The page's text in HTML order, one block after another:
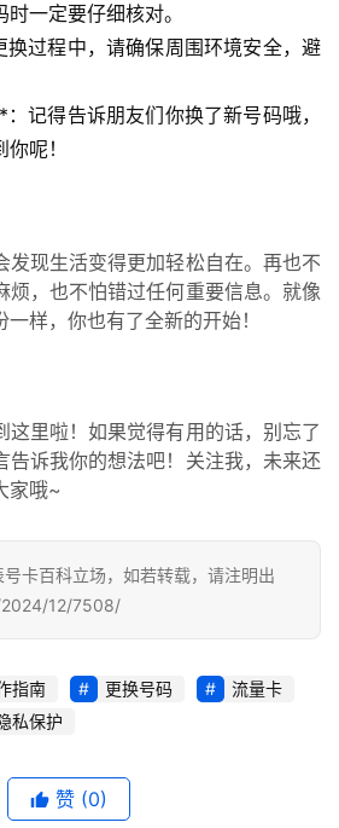
注册
一定要仔细核对。
过程中，请确保周围环境安全，避
记得告诉朋友们你换了新号码哦，
呢！
发现生活变得更加轻松自在。再也不
烦，也不怕错过任何重要信息。就像
样，你也有了全新的开始！
这里啦！如果觉得有用的话，别忘了
告诉我你的想法吧！关注我，未来还
家哦~
卡百科立场，如若转载，请注明出
12/7508/
指南 更换号码
流量卡
私保护
赞 (0)